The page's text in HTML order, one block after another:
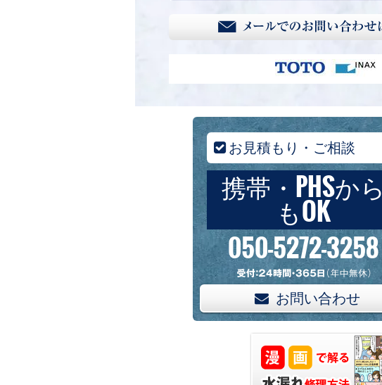
お見積もり・ご相談
携帯・PHSから
もOK
050-5272-3258
お問い合わせ